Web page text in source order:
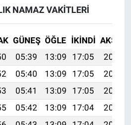
NAMAZ VAKITLERI
GÜNEŞ ÖĞLE İKINDI AKŞAM
05:39 13:09 17:05
20:29
05:40 13:09 17:05
20:28
05:41 13:09 17:05
20:27
05:42 13:09 17:04
20:26